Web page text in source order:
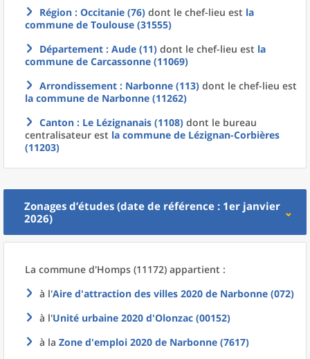
Région : Occitanie (76) dont le chef-lieu est la
commune de Toulouse (31555)
Département : Aude (11) dont le chef-lieu est la
commune de Carcassonne (11069)
Arrondissement : Narbonne (113) dont le chef-lieu est
la commune de Narbonne (11262)
Canton : Le Lézignanais (1108) dont le bureau
centralisateur est la commune de Lézignan-Corbières
(11203)
Zonages d’études (date de référence : 1er janvier
2026)
La commune d'Homps (11172) appartient :
à l'Aire d'attraction des villes 2020 de Narbonne (072)
à l'Unité urbaine 2020 d'Olonzac (00152)
à la Zone d'emploi 2020 de Narbonne (7617)